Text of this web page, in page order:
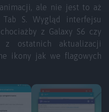
ale nie jest to aż
S. Wygląd interfejsu
z Galaxy S6 czy
ostatnich aktualizacji
ikony jak we flagowych